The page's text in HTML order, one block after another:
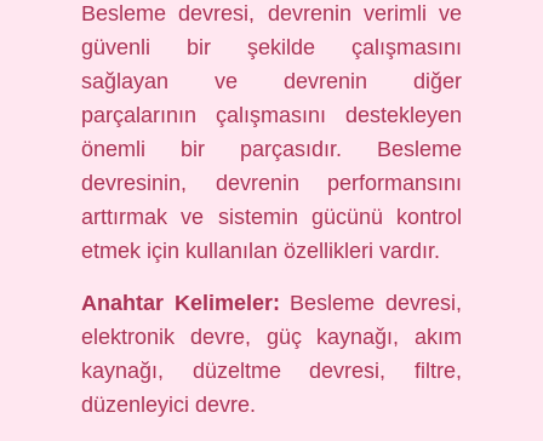
Besleme devresi, devrenin verimli ve
güvenli bir şekilde çalışmasını
sağlayan ve devrenin diğer
parçalarının çalışmasını destekleyen
önemli bir parçasıdır. Besleme
devresinin, devrenin performansını
arttırmak ve sistemin gücünü kontrol
etmek için kullanılan özellikleri vardır.
Anahtar Kelimeler: Besleme devresi,
elektronik devre, güç kaynağı, akım
kaynağı, düzeltme devresi, filtre,
düzenleyici devre.